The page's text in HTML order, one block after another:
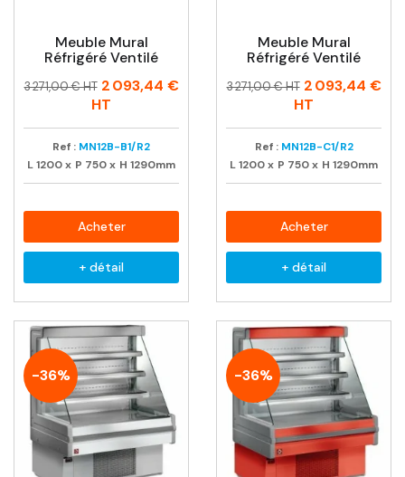
Meuble Mural
Réfrigéré Ventilé
Prix
Prix
3 271,00 € HT 2 093,44 €
HT
Ref : MN12B-B1/R2
L1200x P 750x H 1290mm
Acheter
+ détail
Meuble Mural
Réfrigéré Ventilé
Prix
Prix
3 271,00 € HT 2 093,44 €
HT
Ref : MN12B-C1/R2
L1200x P 750x H 1290mm
Acheter
+ détail
-36% -36%